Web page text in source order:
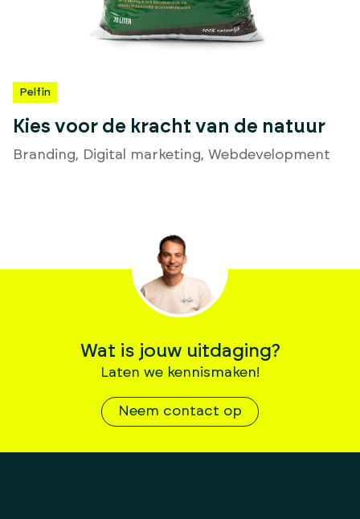
Pelfin
Kies voor de kracht van de natuur
Branding, Digital marketing, Webdevelopment
Wat is jouw uitdaging?
Laten we kennismaken!
Neem contact op